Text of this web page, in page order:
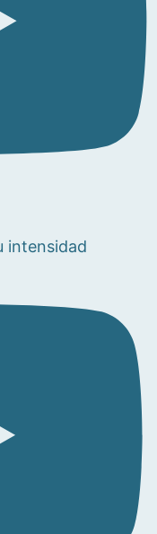
intensidad